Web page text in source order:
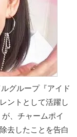
グループ『アイド
ントとして活躍し
、チャームポイ
去したことを告白